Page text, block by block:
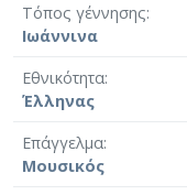
Τόπος γέννησης
Ιωάννινα
Εθνικότητα
Έλληνας
Επάγγελμα
Μουσικός